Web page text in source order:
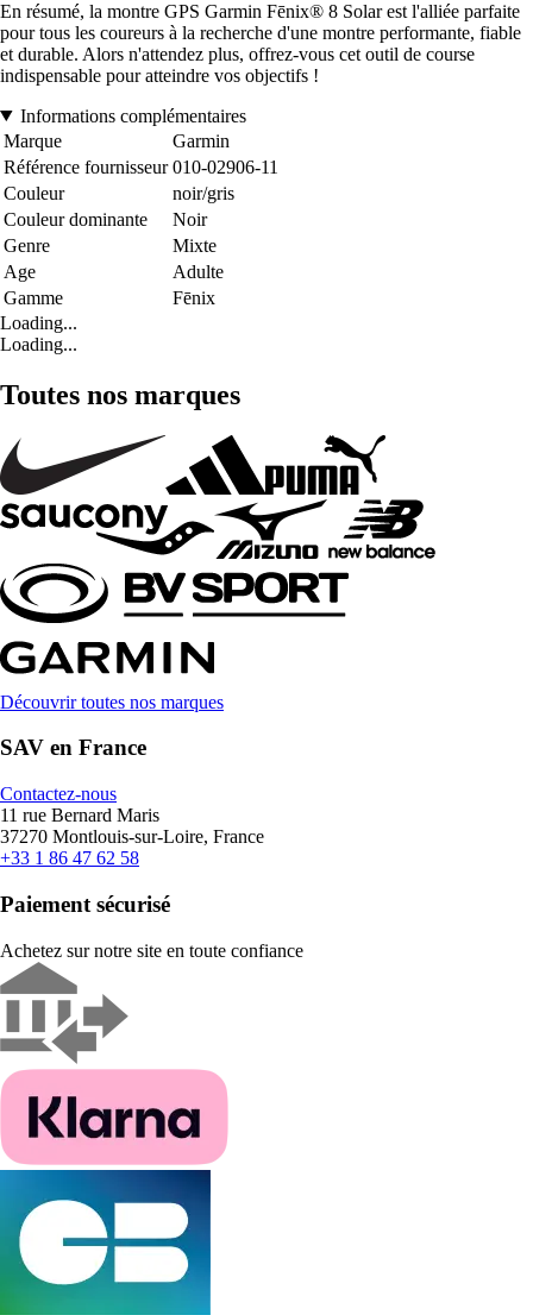
En résumé, la montre GPS Garmin Fēnix® 8 Solar est l'alliée parfaite
pour tous les coureurs à la recherche d'une montre performante, fiable
et durable. Alors n'attendez plus, offrez-vous cet outil de course
indispensable pour atteindre vos objectifs !
Informations complémentaires
Marque
Garmin
Référence fournisseur 010-02906-11
Couleur
noir/gris
Couleur dominante
Noir
Genre
Mixte
Age
Adulte
Gamme
Fēnix
Loading...
Loading...
Toutes nos marques
Découvrir toutes nos marques
SAV en France
Contactez-nous
11 rue Bernard Maris
37270 Montlouis-sur-Loire, France
+33 1 86 47 62 58
Paiement sécurisé
Achetez sur notre site en toute confiance